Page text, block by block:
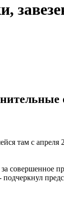
там с
совершенное
подчеркнул